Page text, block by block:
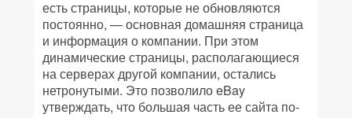
есть страницы, которые не обновляются
постоянно, — основная домашняя страница
и информация о компании. При этом
динамические страницы, располагающиеся
на серверах другой компании, остались
нетронутыми. Это позволило eBay
утверждать, что большая часть ее сайта по-